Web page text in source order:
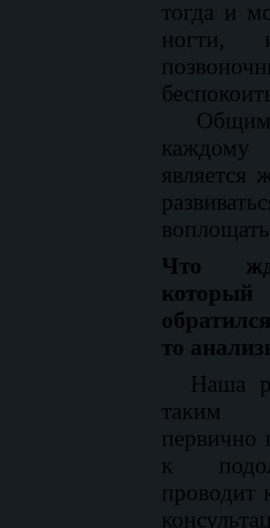
тогда и
ногти,
Общим
является
Что
то
Наша
таким
первично
к
проводит